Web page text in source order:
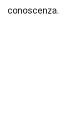
conoscenza.